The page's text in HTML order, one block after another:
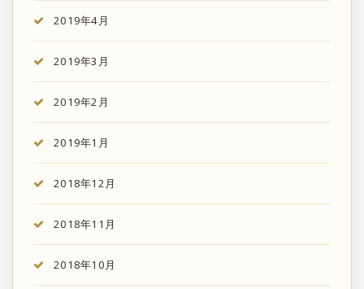
2019年4月
2019年3月
2019年2月
2019年1月
2018年12月
2018年11月
2018年10月